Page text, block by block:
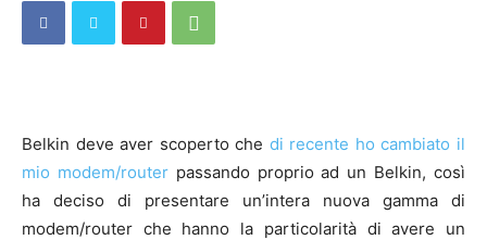
Belkin deve aver scoperto che di recente ho cambiato il
mio modem/routerpassando proprio ad un Belkin, così
ha deciso di presentare un’intera nuova gamma di
modem/router che hanno la particolarità di avere un